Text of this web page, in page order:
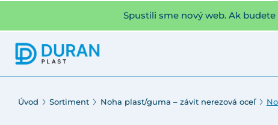
Spustili sme nový web. Ak
Úvod Sortiment Noha plast/guma – závit nerezová oceľ